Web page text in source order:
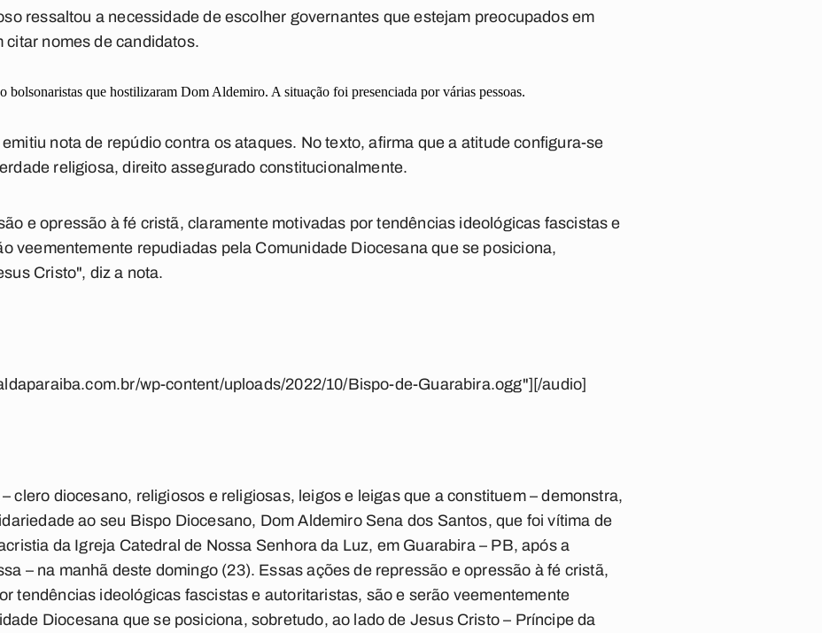
ressaltou a necessidade de escolher governantes que estejam preocupados em
citar nomes de candidatos.
bolsonaristas que hostilizaram Dom Aldemiro. A situação foi presenciada por várias pessoas.
nota de repúdio contra os ataques. No texto, afirma que a atitude configura-se
religiosa, direito assegurado constitucionalmente.
e opressão à fé cristã, claramente motivadas por tendências ideológicas fascistas e
veementemente repudiadas pela Comunidade Diocesana que se posiciona,
Cristo", diz a nota.
wp-content/uploads/2022/10/Bispo-de-Guarabira.ogg"][/audio]
clero diocesano, religiosos e religiosas, leigos e leigas que a constituem – demonstra,
ao seu Bispo Diocesano, Dom Aldemiro Sena dos Santos, que foi vítima de
da Igreja Catedral de Nossa Senhora da Luz, em Guarabira – PB, após a
– na manhã deste domingo (23). Essas ações de repressão e opressão à fé cristã,
tendências ideológicas fascistas e autoritaristas, são e serão veementemente
Diocesana que se posiciona, sobretudo, ao lado de Jesus Cristo – Príncipe da